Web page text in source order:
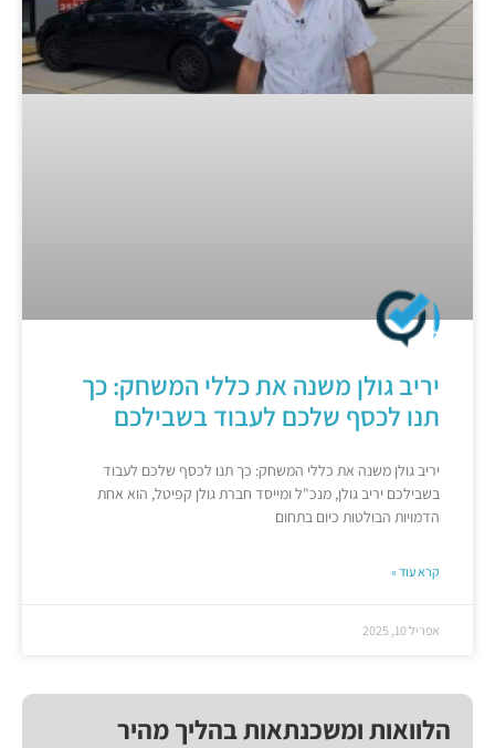
יריב גולן משנה את כללי המשחק: כך
תנו לכסף שלכם לעבוד בשבילכם
יריב גולן משנה את כללי המשחק: כך תנו לכסף שלכם לעבוד
בשבילכם יריב גולן, מנכ"ל ומייסד חברת גולן קפיטל, הוא אחת
הדמויות הבולטות כיום בתחום
קרא עוד »
אפריל 10, 2025
הלוואות ומשכנתאות בהליך מהיר